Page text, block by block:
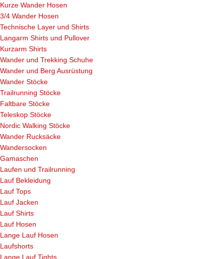
Kurze Wander Hosen
3/4 Wander Hosen
Technische Layer und Shirts
Langarm Shirts und Pullover
Kurzarm Shirts
Wander und Trekking Schuhe
Wander und Berg Ausrüstung
Wander Stöcke
Trailrunning Stöcke
Faltbare Stöcke
Teleskop Stöcke
Nordic Walking Stöcke
Wander Rucksäcke
Wandersocken
Gamaschen
Laufen und Trailrunning
Lauf Bekleidung
Lauf Tops
Lauf Jacken
Lauf Shirts
Lauf Hosen
Lange Lauf Hosen
Laufshorts
Lange Lauf Tights